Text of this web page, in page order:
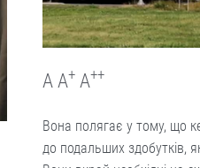
A A+ A++
Вона полягає у тому, що
до подальших здобутків,